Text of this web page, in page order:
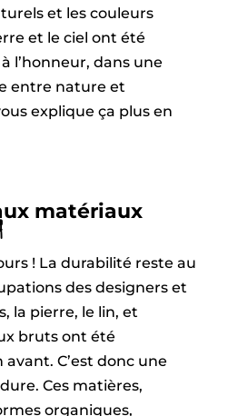
et les couleurs
et le ciel ont été
l’honneur, dans une
entre nature et
explique ça plus en
matériaux
! La durabilité reste au
des designers et
la pierre, le lin, et
bruts ont été
C’est donc une
Ces matières,
organiques,